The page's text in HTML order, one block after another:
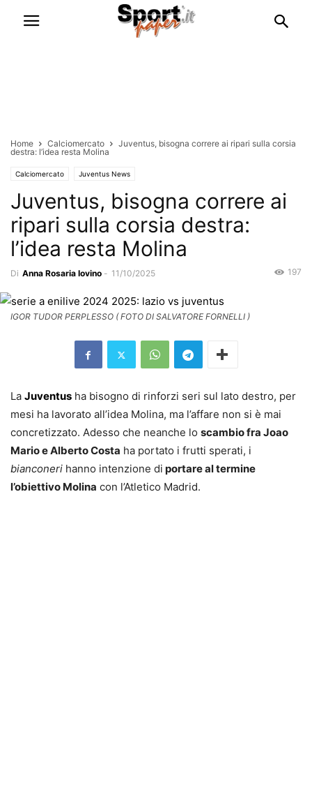
Home Calciomercato
Juventus, bisogna correre ai ripari sulla corsia
destra: l’idea resta Molina
Calciomercato Juventus News
Juventus, bisogna correre ai
ripari sulla corsia destra:
l’idea resta Molina
Di Anna Rosaria Iovino - 11/10/2025 197
IGOR TUDOR PERPLESSO ( FOTO DI SALVATORE FORNELLI )
La Juventus ha bisogno di rinforzi seri sul lato destro, per
mesi ha lavorato all’idea Molina, ma l’affare non si è mai
concretizzato. Adesso che neanche lo scambio fra Joao
Mario e Alberto Costa ha portato i frutti sperati, i
bianconeri hanno intenzione di portare al termine
l’obiettivo Molina con l’Atletico Madrid.